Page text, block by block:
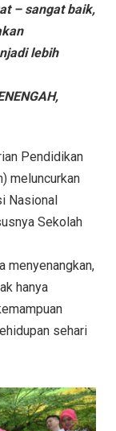
– sangat baik,
lebih
Pendidikan
meluncurkan
Nasional
Sekolah
menyenangkan,
hanya
sehari